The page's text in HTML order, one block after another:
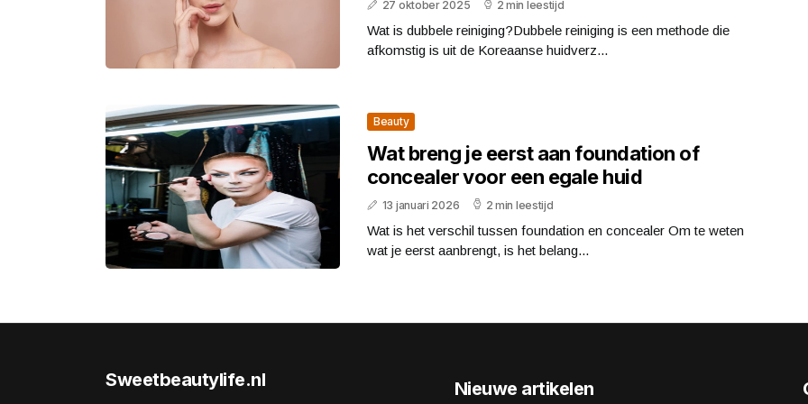
27 oktober 2025 2 min leestijd
Wat is dubbele reiniging?Dubbele reiniging is een methode die
afkomstig is uit de Koreaanse huidverz...
Beauty
Wat breng je eerst aan foundation of
concealer voor een egale huid
13 januari 2026 2 min leestijd
Wat is het verschil tussen foundation en concealer Om te weten
wat je eerst aanbrengt, is het belang...
Sweetbeautylife.nl Nieuwe artikelen